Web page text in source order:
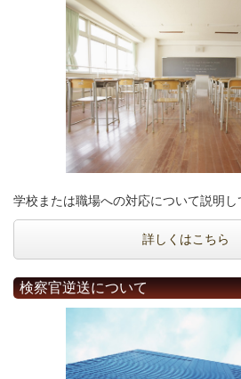
学校または職場への対応について説明し
詳しくはこちら
検察官逆送について